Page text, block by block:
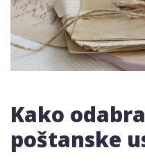
Kako
poštanske